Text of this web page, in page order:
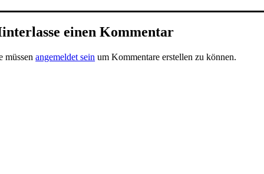
einen Kommentar
müssenangemeldet sein um Kommentare erstellen zu können.